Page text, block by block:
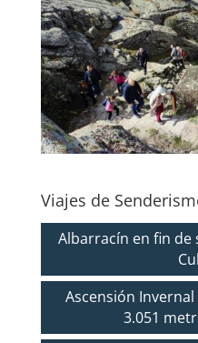
Viajes de
Albarracín en fin de
Ascensión
3.051